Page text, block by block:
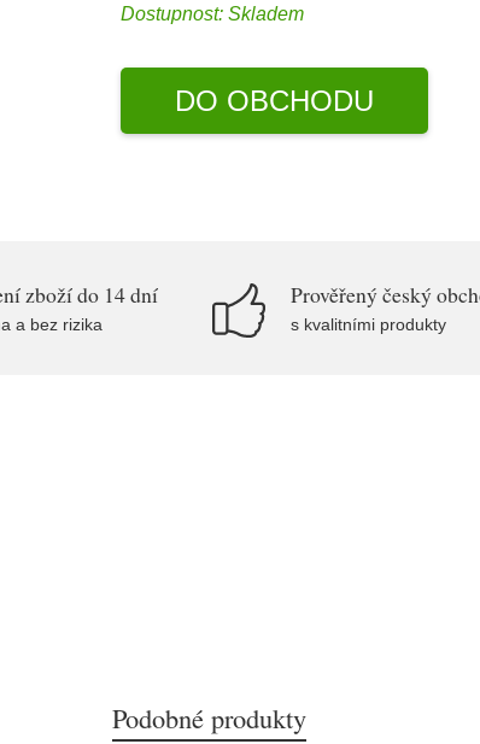
Dostupnost:Skladem
DO OBCHODU
zboží do 14 dní
a bez rizika
Prověřený český
s kvalitními produkty
Podobné produkty